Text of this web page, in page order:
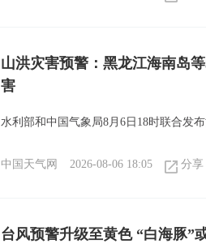
山洪灾害预警：黑龙江海南岛
害
水利部和中国气象局8月6日18时联合发
中国天气网 2026-08-06 18:05 分享
台风预警升级至黄色 “白海豚”